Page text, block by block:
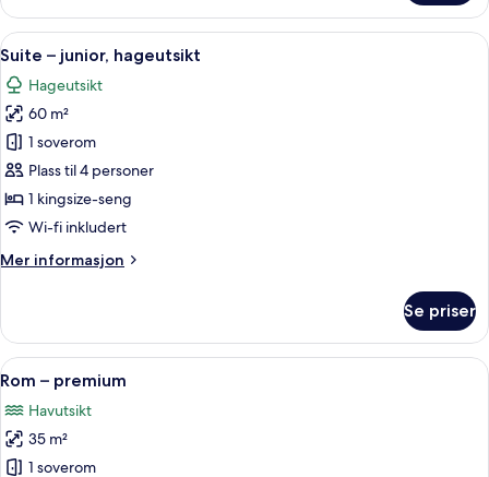
–
standard
Åpne
alle
bildene
av
Suite
–
junior,
hageutsikt
Suite – junior, hageutsikt |
12
Suite – junior, hageutsikt
Hageutsikt
60 m²
1 soverom
Plass til 4 personer
1 kingsize-seng
Wi-fi inkludert
Mer informasjon
Mer
–
junior,
hageutsikt
Se priser
Åpne
alle
bildene
av
Rom
Rom – premium | Sengetøy av topp
7
Rom – premium
Havutsikt
35 m²
1 soverom